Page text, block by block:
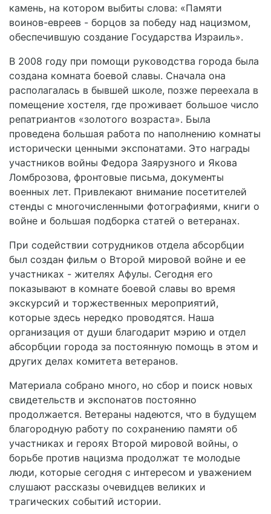
камень, на котором выбиты слова: «Памяти
воинов-евреев - борцов за победу над нацизмом,
обеспечившую создание Государства Израиль».
В 2008 году при помощи руководства города была
создана комната боевой славы. Сначала она
располагалась в бывшей школе, позже переехала в
помещение хостеля, где проживает большое число
репатриантов «золотого возраста». Была
проведена большая работа по наполнению комнаты
исторически ценными экспонатами. Это награды
участников войны Федора Заярузного и Якова
Ломброзова, фронтовые письма, документы
военных лет. Привлекают внимание посетителей
стенды с многочисленными фотографиями, книги о
войне и большая подборка статей о ветеранах.
При содействии сотрудников отдела абсорбции
был создан фильм о Второй мировой войне и ее
участниках - жителях Афулы. Сегодня его
показывают в комнате боевой славы во время
экскурсий и торжественных мероприятий,
которые здесь нередко проводятся. Наша
организация от души благодарит мэрию и отдел
абсорбции города за постоянную помощь в этом и
других делах комитета ветеранов.
Материала собрано много, но сбор и поиск новых
свидетельств и экспонатов постоянно
продолжается. Ветераны надеются, что в будущем
благородную работу по сохранению памяти об
участниках и героях Второй мировой войны, о
борьбе против нацизма продолжат те молодые
люди, которые сегодня с интересом и уважением
слушают рассказы очевидцев великих и
трагических событий истории.